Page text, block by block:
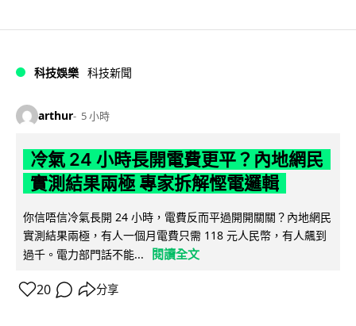
科技娛樂 科技新聞
arthur 5 小時
冷氣 24 小時長開電費更平？內地網民
實測結果兩極 專家拆解慳電邏輯
你信唔信冷氣長開 24 小時，電費反而平過開開關關？內地網民
實測結果兩極，有人一個月電費只需 118 元人民幣，有人飆到
過千。電力部門話不能...
閱讀全文
20 分享